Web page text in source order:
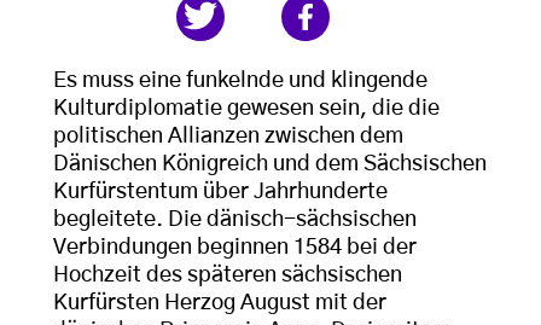
Es muss eine funkelnde und klingende
Kulturdiplomatie gewesen sein, die die
politischen Allianzen zwischen dem
Dänischen Königreich und dem Sächsischen
Kurfürstentum über Jahrhunderte
begleitete. Die dänisch-sächsischen
Verbindungen beginnen 1584 bei der
Hochzeit des späteren sächsischen
Kurfürsten Herzog August mit der